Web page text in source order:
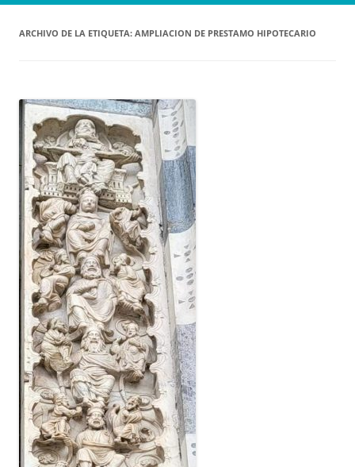
ARCHIVO DE LA ETIQUETA: AMPLIACION DE PRESTAMO HIPOTECARIO